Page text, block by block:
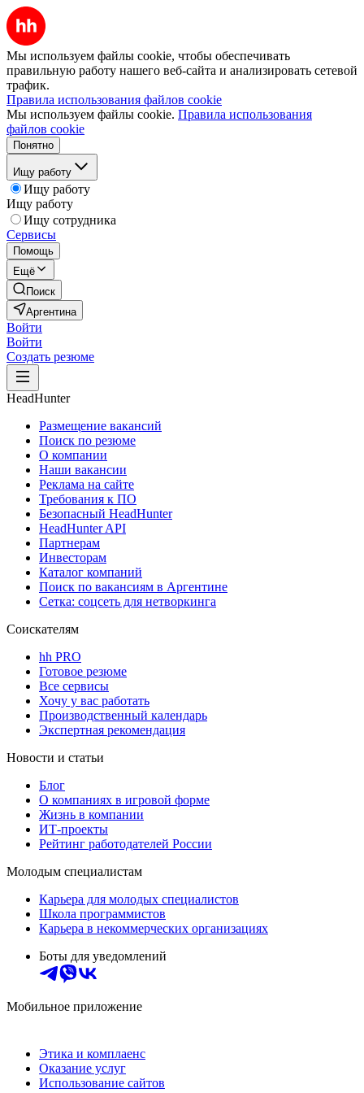
Мы используем файлы cookie, чтобы обеспечивать
правильную работу нашего веб-сайта и анализировать сетевой
трафик.
Правила использования файлов cookie
Мы используем файлы cookie. Правила использования
файлов cookie
Понятно
Ищу работу
Ищу работу
Ищу работу
Ищу сотрудника
Сервисы
Помощь
Ещё
Поиск
Аргентина
Войти
Войти
Создать резюме
HeadHunter
Размещение вакансий
Поиск по резюме
О компании
Наши вакансии
Реклама на сайте
Требования к ПО
Безопасный HeadHunter
HeadHunter API
Партнерам
Инвесторам
Каталог компаний
Поиск по вакансиям в Аргентине
Сетка: соцсеть для нетворкинга
Соискателям
hh PRO
Готовое резюме
Все сервисы
Хочу у вас работать
Производственный календарь
Экспертная рекомендация
Новости и статьи
Блог
О компаниях в игровой форме
Жизнь в компании
ИТ-проекты
Рейтинг работодателей России
Молодым специалистам
Карьера для молодых специалистов
Школа программистов
Карьера в некоммерческих организациях
Боты для уведомлений
Мобильное приложение
Этика и комплаенс
Оказание услуг
Использование сайтов